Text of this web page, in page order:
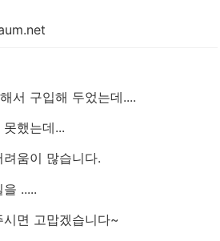
서 구입해 두었는데....
했는데...
움이 많습니다.
.....
면 고맙겠습니다~